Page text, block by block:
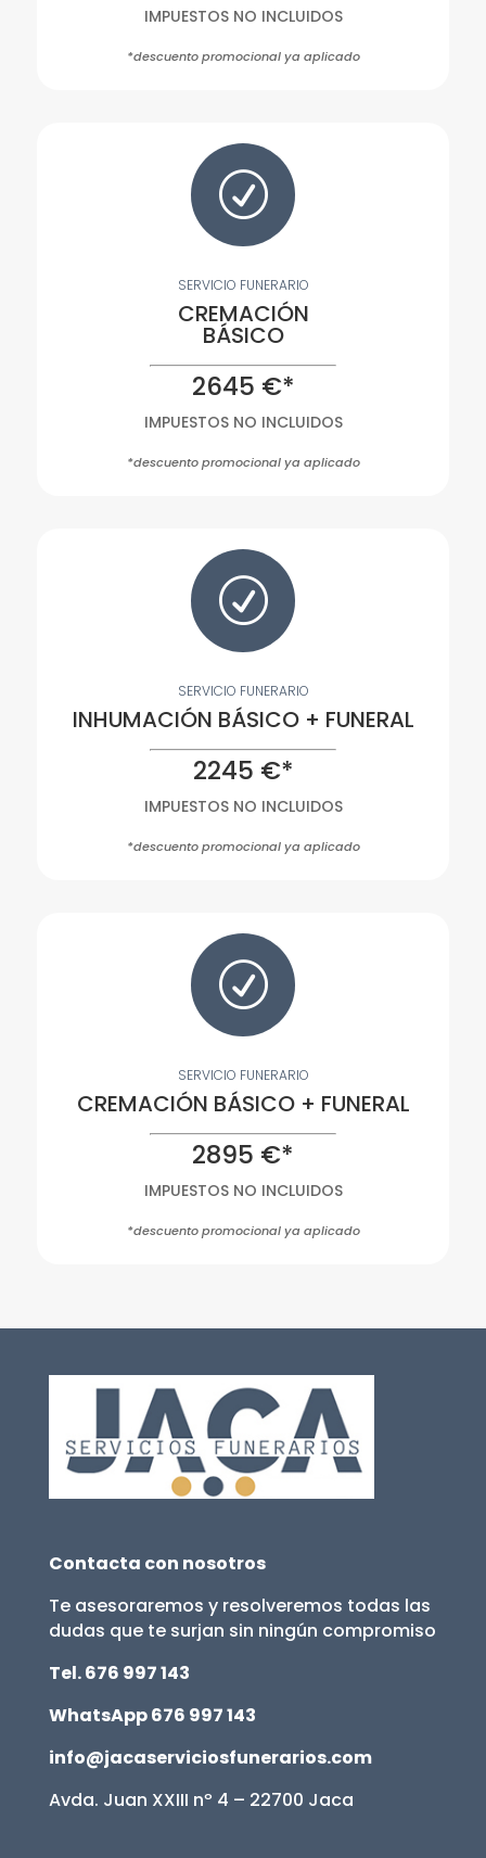
IMPUESTOS NO INCLUIDOS
*descuento promocional ya aplicado
R
SERVICIO FUNERARIO
CREMACIÓN
BÁSICO
2645 €*
IMPUESTOS NO INCLUIDOS
*descuento promocional ya aplicado
R
SERVICIO FUNERARIO
INHUMACIÓN BÁSICO + FUNERAL
2245 €*
IMPUESTOS NO INCLUIDOS
*descuento promocional ya aplicado
R
SERVICIO FUNERARIO
CREMACIÓN BÁSICO + FUNERAL
2895 €*
IMPUESTOS NO INCLUIDOS
*descuento promocional ya aplicado
Contacta con nosotros
Te asesoraremos y resolveremos todas las
dudas que te surjan sin ningún compromiso
Tel. 676 997 143
WhatsApp 676 997 143
info@jacaserviciosfunerarios.com
Avda. Juan XXIII nº 4 – 22700 Jaca